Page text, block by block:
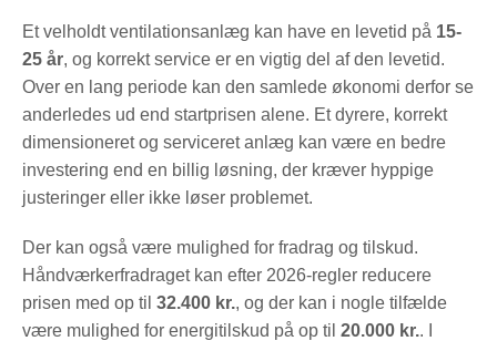
Et velholdt ventilationsanlæg kan have en levetid på 15-
25 år, og korrekt service er en vigtig del af den levetid.
Over en lang periode kan den samlede økonomi derfor se
anderledes ud end startprisen alene. Et dyrere, korrekt
dimensioneret og serviceret anlæg kan være en bedre
investering end en billig løsning, der kræver hyppige
justeringer eller ikke løser problemet.
Der kan også være mulighed for fradrag og tilskud.
Håndværkerfradraget kan efter 2026-regler reducere
prisen med op til 32.400 kr., og der kan i nogle tilfælde
være mulighed for energitilskud på op til 20.000 kr.. I